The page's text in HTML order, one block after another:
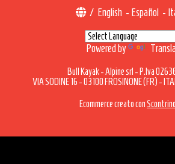
/ English - Español -
Powered by
Bull Kayak - Alpine srl - P.Iva
VIA SODINE 16 - 03100 FROSINONE (FR) -
Ecommerce creato con